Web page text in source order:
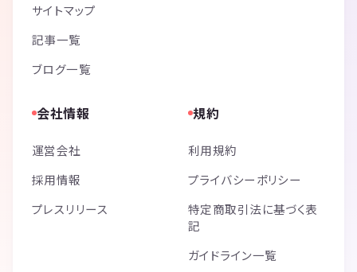
サイトマップ
記事一覧
ブログ一覧
会社情報
運営会社
採用情報
プレスリリース
規約
利用規約
プライバシーポリシー
特定商取引法に基づく表
記
ガイドライン一覧